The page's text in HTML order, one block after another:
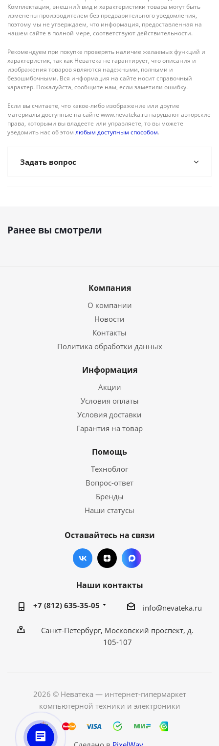
Комплектация, внешний вид и характеристики товара могут быть
изменены производителем без предварительного уведомления,
поэтому мы не утверждаем, что информация, предоставленная на
нашем сайте в полной мере, соответствуют действительности.
Рекомендуем при покупке проверять наличие желаемых функций и
характеристик, так как Неватека не гарантирует, что описания и
изображения товаров являются надежными, полными и
безошибочными. Вся информация на сайте носит справочный
характер. Пожалуйста, сообщите нам, если заметили ошибку.
Если вы считаете, что какое-либо изображение или другие
материалы доступные на сайте www.nevateka.ru нарушают авторские
права, которыми вы владеете или управляете, то вы можете
уведомить нас об этом любым доступным способом.
Задать вопрос
Ранее вы смотрели
Компания
О компании
Новости
Контакты
Политика обработки данных
Информация
Акции
Условия оплаты
Условия доставки
Гарантия на товар
Помощь
Техноблог
Вопрос-ответ
Бренды
Наши статусы
Оставайтесь на связи
Наши контакты
+7 (812) 635-35-05 info@nevateka.ru
Санкт-Петербург, Московский проспект, д.
105-107
2026 © Неватека — интернет-гипермаркет
компьютерной техники и электроники